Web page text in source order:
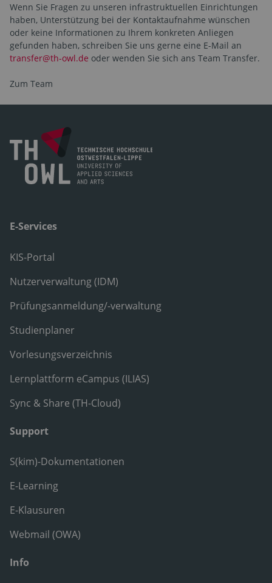
Wenn Sie Fragen zu unseren infrastruktuellen Einrichtungen
haben, Unterstützung bei der Kontaktaufnahme wünschen
oder keine Informationen zu Ihrem konkreten Anliegen
gefunden haben, schreiben Sie uns gerne eine E-Mail an
transfer@th-owl.de oder wenden Sie sich ans Team Transfer.
Zum Team
E-Services
KIS-Portal
Nutzerverwaltung (IDM)
Prüfungsanmeldung/-verwaltung
Studienplaner
Vorlesungsverzeichnis
Lernplattform eCampus (ILIAS)
Sync & Share (TH-Cloud)
Support
S(kim)-Dokumentationen
E-Learning
E-Klausuren
Webmail (OWA)
Info